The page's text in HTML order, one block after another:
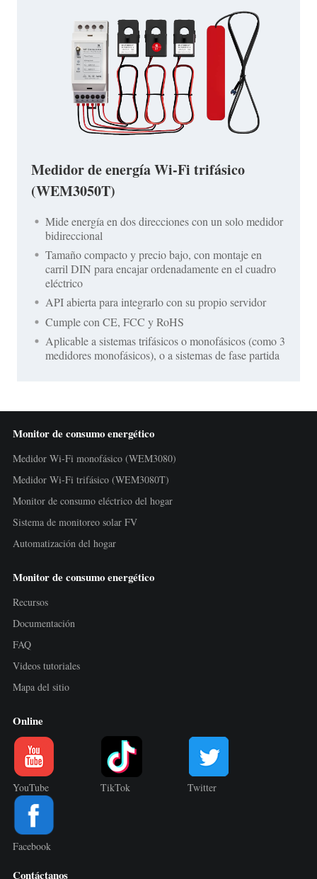
Medidor de energía Wi-Fi trifásico
(WEM3050T)
Mide energía en dos direcciones con un solo medidor
bidireccional
Tamaño compacto y precio bajo, con montaje en
carril DIN para encajar ordenadamente en el cuadro
eléctrico
API abierta para integrarlo con su propio servidor
Cumple con CE, FCC y RoHS
Aplicable a sistemas trifásicos o monofásicos (como 3
medidores monofásicos), o a sistemas de fase partida
Monitor de consumo energético
Medidor Wi-Fi monofásico (WEM3080)
Medidor Wi-Fi trifásico (WEM3080T)
Monitor de consumo eléctrico del hogar
Sistema de monitoreo solar FV
Automatización del hogar
Monitor de consumo energético
Recursos
Documentación
FAQ
Videos tutoriales
Mapa del sitio
Online
YouTube TikTok Twitter
Facebook
Contáctanos